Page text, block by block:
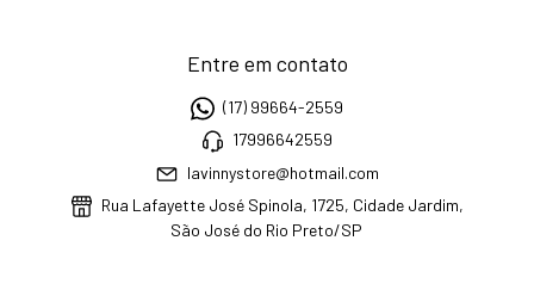
Entre em contato
(17) 99664-2559
17996642559
lavinnystore@hotmail.com
Rua Lafayette José Spinola, 1725, Cidade Jardim,
São José do Rio Preto/SP